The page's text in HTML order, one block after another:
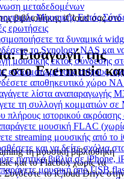
μεταδεδομένων
Μουσικής Εκτός
ερωτήσεις
τα δυναμικά
το Synology NAS και
μουσικής εκτός σύνδεσης
ενσωματωμένους στίχους,
αποθηκευτικό χώρο
λίστα αναπαραγωγής
τη συλλογή κομματιών
πλήρους ιστορικού
μουσική FLAC
streaming μουσικής από
και να δείτε σχόλια
ηχητικά βιβλία σε iPhone,
μουσική από USB
βιβλιοθήκης iCloud σας στο
Εισαγωγή της
στο Evermusic και
τη μουσική βιβλιοθήκη
και το Flacbox χωρίς να
Συνδέστε το iCloud Drive στην